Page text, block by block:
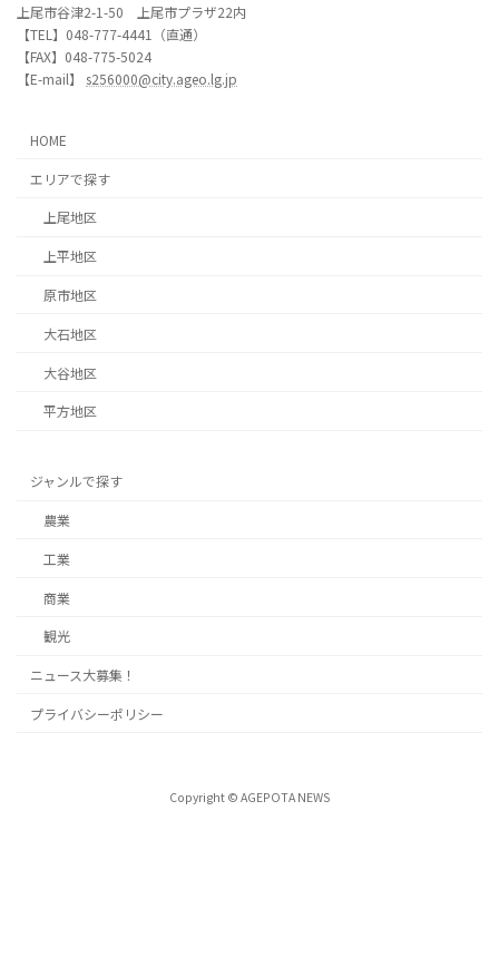
上尾市谷津2-1-50 上尾市プラザ22内
【TEL】048-777-4441（直通）
【FAX】048-775-5024
【E-mail】 s256000@city.ageo.lg.jp
HOME
エリアで探す
上尾地区
上平地区
原市地区
大石地区
大谷地区
平方地区
ジャンルで探す
農業
工業
商業
観光
ニュース大募集！
プライバシーポリシー
Copyright © AGEPOTA NEWS